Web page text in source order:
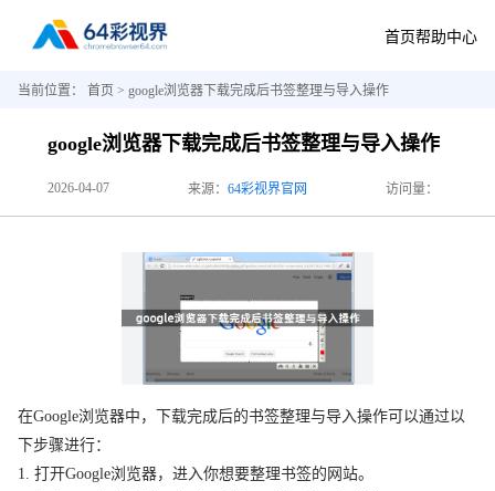
首页帮助中心
当前位置： 首页 > google浏览器下载完成后书签整理与导入操作
google浏览器下载完成后书签整理与导入操作
2026-04-07 来源： 64彩视界官网 访问量：
在Google浏览器中，下载完成后的书签整理与导入操作可以通过以
下步骤进行：
1. 打开Google浏览器，进入你想要整理书签的网站。